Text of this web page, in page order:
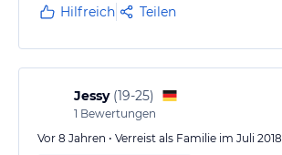
Hilfreich Teilen
Jessy (19-25)
1 Bewertungen
Vor 8 Jahren • Verreist als Familie im Juli 2018